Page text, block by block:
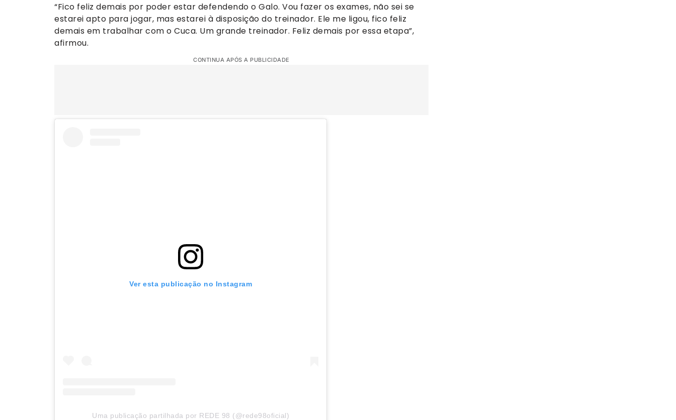
“Fico feliz demais por poder estar defendendo o Galo. Vou fazer os exames, não sei se
estarei apto para jogar, mas estarei à disposição do treinador. Ele me ligou, fico feliz
demais em trabalhar com o Cuca. Um grande treinador. Feliz demais por essa etapa”,
afirmou.
CONTINUA APÓS A PUBLICIDADE
Ver esta publicação no Instagram
Uma publicação partilhada por REDE 98 (@rede98oficial)